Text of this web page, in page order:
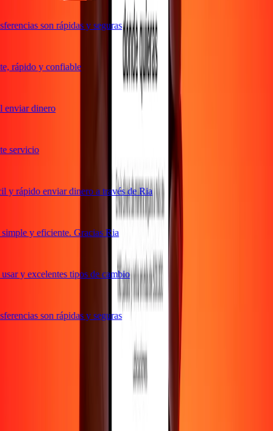
son rápidas y seguras
rápido y confiable
dinero
servicio
rápido enviar dinero a través de Ria
y eficiente. Gracias Ria
y excelentes tipos de cambio
son rápidas y seguras